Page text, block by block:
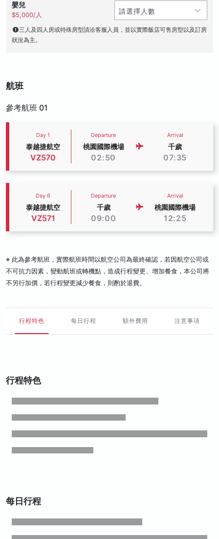
嬰兒
$5,000/人
三人及四人房或特殊房型請洽客服人員，並以實際飯店可售房型以及訂房
狀況為主。
航班
參考航班 01
Day 1
泰越捷航空
VZ570
Departure
桃園國際機場
02:50
Arrival
千歲
07:35
Day 6
泰越捷航空
VZ571
Departure
千歲
09:00
Arrival
桃園國際機場
12:25
※ 此為參考航班，實際航班時間以航空公司為最終確認，若因航空公司或
不可抗力因素，變動航班或轉機點，造成行程變更、增加餐食，本公司將
不另行加價，若行程變更減少餐食，則酌於退費。
行程特色 每日行程 額外費用 注意事項
行程特色
每日行程